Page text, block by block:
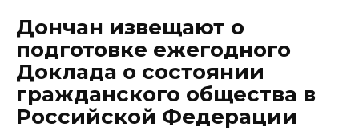
Дончан извещают о
подготовке ежегодного
Доклада о состоянии
гражданского общества в
Российской Федерации